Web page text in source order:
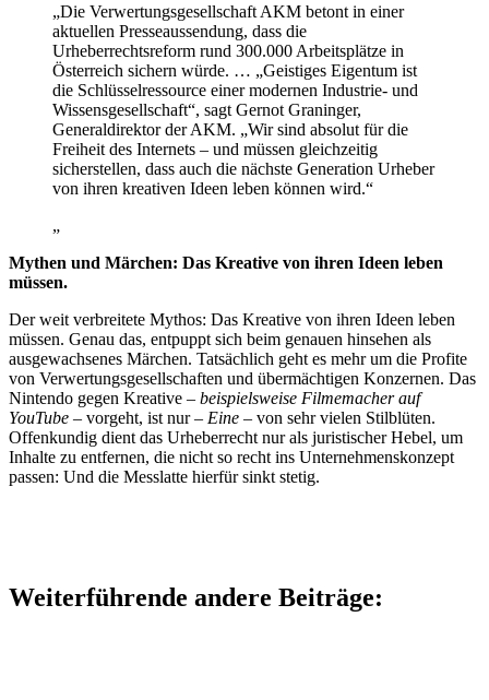
„Die Verwertungsgesellschaft AKM betont in einer
aktuellen Presseaussendung, dass die
Urheberrechtsreform rund 300.000 Arbeitsplätze in
Österreich sichern würde. … „Geistiges Eigentum ist
die Schlüsselressource einer modernen Industrie- und
Wissensgesellschaft“, sagt Gernot Graninger,
Generaldirektor der AKM. „Wir sind absolut für die
Freiheit des Internets – und müssen gleichzeitig
sicherstellen, dass auch die nächste Generation Urheber
von ihren kreativen Ideen leben können wird.“
„
Mythen und Märchen: Das Kreative von ihren Ideen leben
müssen.
Der weit verbreitete Mythos: Das Kreative von ihren Ideen leben
müssen. Genau das, entpuppt sich beim genauen hinsehen als
ausgewachsenes Märchen. Tatsächlich geht es mehr um die Profite
von Verwertungsgesellschaften und übermächtigen Konzernen. Das
Nintendo gegen Kreative – beispielsweise Filmemacher auf
YouTube – vorgeht, ist nur – Eine – von sehr vielen Stilblüten.
Offenkundig dient das Urheberrecht nur als juristischer Hebel, um
Inhalte zu entfernen, die nicht so recht ins Unternehmenskonzept
passen: Und die Messlatte hierfür sinkt stetig.
Weiterführende andere Beiträge: